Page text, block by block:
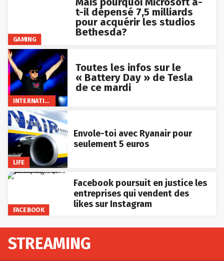
GAMING
t-il dépensé 7,5 milliards
pour acquérir les studios
Bethesda?
INTERNATIONAL
Toutes les infos sur le
« Battery Day » de Tesla
de ce mardi
LIFE
Envole-toi avec Ryanair pour
seulement 5 euros
FACEBOOK
Facebook poursuit en justice les
entreprises qui vendent des
likes sur Instagram
STREAMING